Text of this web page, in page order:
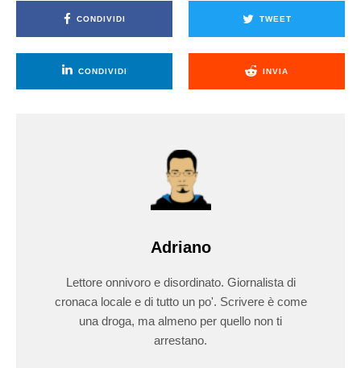
CONDIVIDI TWEET
CONDIVIDI INVIA
Adriano
Lettore onnivoro e disordinato. Giornalista di
cronaca locale e di tutto un po'. Scrivere è come
una droga, ma almeno per quello non ti
arrestano.